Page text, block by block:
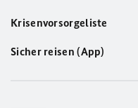
Krisenvorsorgeliste
Sicher reisen (App)